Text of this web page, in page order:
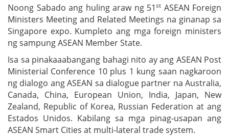
Noong Sabado ang huling araw ng 51st ASEAN Foreign
Ministers Meeting and Related Meetings na ginanap sa
Singapore expo. Kumpleto ang mga foreign ministers
ng sampung ASEAN Member State.
Isa sa pinakaaabangang bahagi nito ay ang ASEAN Post
Ministerial Conference 10 plus 1 kung saan nagkaroon
ng dialogo ang ASEAN sa dialogue partner na Australia,
Canada, China, European Union, India, Japan, New
Zealand, Republic of Korea, Russian Federation at ang
Estados Unidos. Kabilang sa mga pinag-usapan ang
ASEAN Smart Cities at multi-lateral trade system.